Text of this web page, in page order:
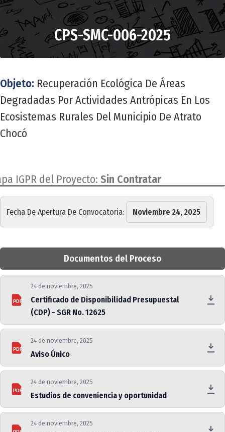
CPS-SMC-006-2025
Objeto: Recuperación Ecológica De Áreas
Degradadas Por Actividades Antrópicas En Los
Ecosistemas Rurales Del Municipio De Atrato
Chocó
IGPR del Proyecto: Sin Contratar
Fecha De Apertura De Convocatoria: Noviembre 24, 2025
Documentos del Proceso
PDF
24 de noviembre, 2025
Certificado de Disponibilidad Presupuestal
(CDP) - SGR No. 12625
PDF
24 de noviembre, 2025
Aviso Único
PDF
24 de noviembre, 2025
Estudios de conveniencia y oportunidad
24 de noviembre, 2025